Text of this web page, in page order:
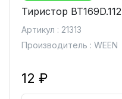
Тиристор BT169D.112
Артикул : 21313
Производитель : WEEN
12 ₽